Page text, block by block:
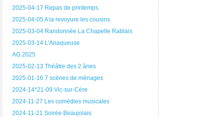
2025-04-17 Repas de printemps
2025-04-05 A la revoyure les cousins
2025-03-04 Randonnée La Chapelle Rablais
2025-03-14 L'Anaqueuse
AG 2025
2025-02-13 Théâtre des 2 ânes
2025-01-16 7 scènes de ménages
2024-14*21-09 Vic-sur-Cère
2024-11-27 Les comédies musicales
2024-11-21 Soirée Beaujolais